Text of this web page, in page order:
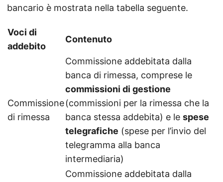
bancario è mostrata nella tabella seguente.
Voci di
addebito
Contenuto
Commissione
di rimessa
Commissione addebitata dalla
banca di rimessa, comprese le
commissioni di gestione
(commissioni per la rimessa che la
banca stessa addebita) e le spese
telegrafiche (spese per l’invio del
telegramma alla banca
intermediaria)
Commissione addebitata dalla